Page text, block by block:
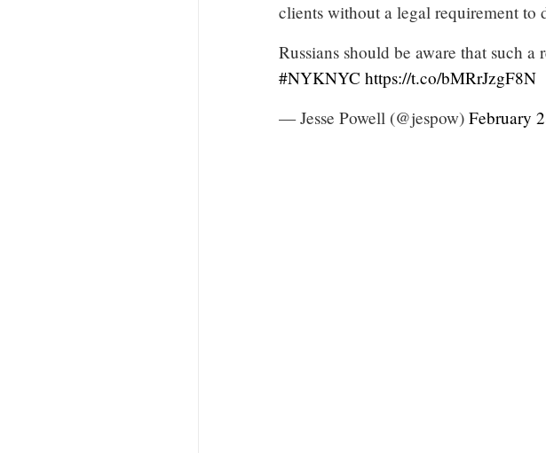
clients without a legal requirement to
Russians should be aware that such
#NYKNYC https://t.co/bMRrJzgF8N
— Jesse Powell (@jespow) February